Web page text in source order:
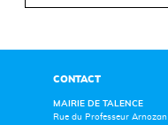
CONTACT
MAIRIE DE TALENCE
Rue du Professeur Arnozan